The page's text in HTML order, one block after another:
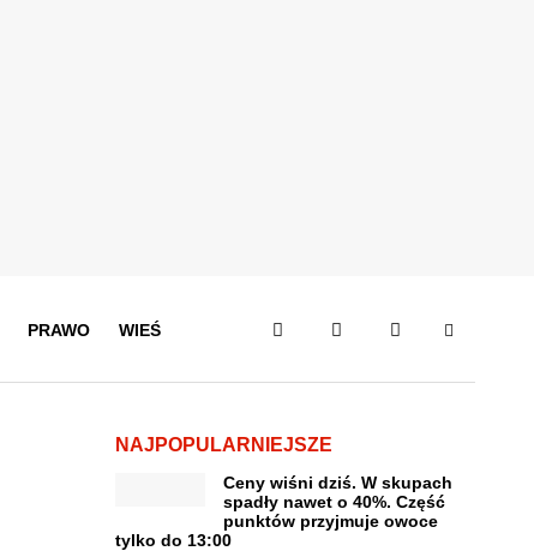
PRAWO WIEŚ
NAJPOPULARNIEJSZE
Ceny wiśni dziś. W skupach
spadły nawet o 40%. Część
punktów przyjmuje owoce
tylko do 13:00